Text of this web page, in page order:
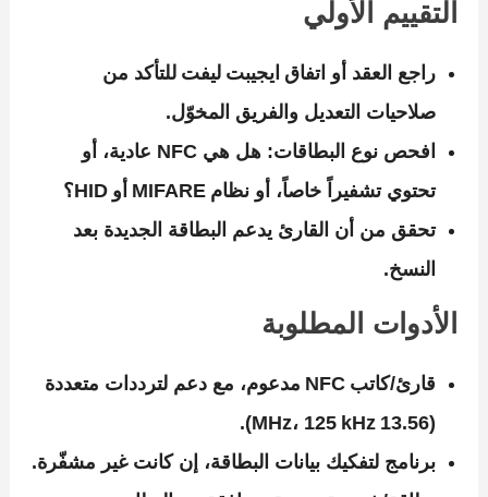
التقييم الأولي
راجع العقد أو اتفاق ايجيبت ليفت للتأكد من
صلاحيات التعديل والفريق المخوّل.
افحص نوع البطاقات: هل هي NFC عادية، أو
تحتوي تشفيراً خاصاً، أو نظام MIFARE أو HID؟
تحقق من أن القارئ يدعم البطاقة الجديدة بعد
النسخ.
الأدوات المطلوبة
قارئ/كاتب NFC مدعوم، مع دعم لترددات متعددة
(13.56 MHz، 125 kHz).
برنامج لتفكيك بيانات البطاقة، إن كانت غير مشفّرة.